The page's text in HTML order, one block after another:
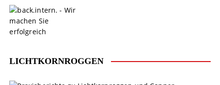
LICHTKORNROGGEN